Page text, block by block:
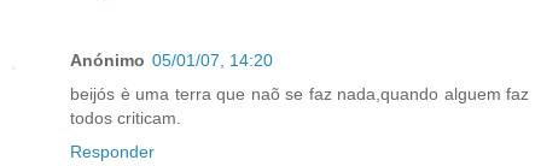
Anónimo 05/01/07, 14:20
beijós è uma terra que naõ se faz nada,quando alguem faz
todos criticam.
Responder